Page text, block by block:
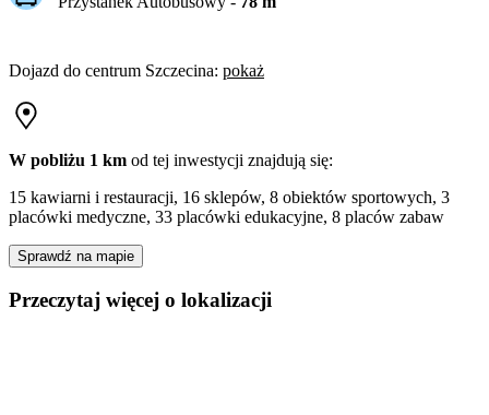
Dojazd do centrum Szczecina: pokaż
W pobliżu 1 km od tej inwestycji znajdują się:
15 kawiarni i restauracji, 16 sklepów, 8 obiektów sportowych, 3
placówki medyczne, 33 placówki edukacyjne, 8 placów zabaw
Sprawdź na mapie
Przeczytaj więcej o lokalizacji